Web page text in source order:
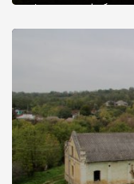
віднести до